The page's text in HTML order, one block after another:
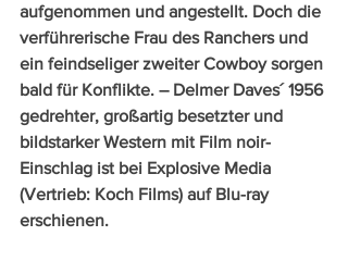
aufgenommen und angestellt. Doch die
verführerische Frau des Ranchers und
ein feindseliger zweiter Cowboy sorgen
bald für Konflikte. – Delmer Daves´ 1956
gedrehter, großartig besetzter und
bildstarker Western mit Film noir-
Einschlag ist bei Explosive Media
(Vertrieb: Koch Films) auf Blu-ray
erschienen.